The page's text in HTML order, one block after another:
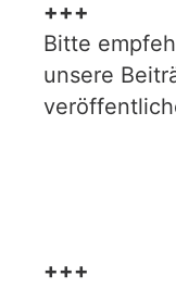
+++
Bitte
unsere
+++